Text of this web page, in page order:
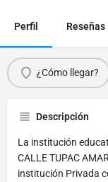
Perfil Reseñas
¿Cómo llegar?
Descripción
La institución
CALLE TUPAC
institución Privada